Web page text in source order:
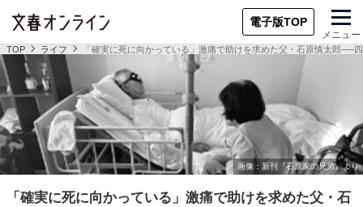
電子版TOP
メニュー
TOP ライフ 「確実に死に向かっている」激痛で助けを求めた父・石原慎太郎──
「確実に死に向かっている」激痛で助けを求めた父・石